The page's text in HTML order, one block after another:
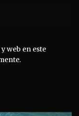
web en este